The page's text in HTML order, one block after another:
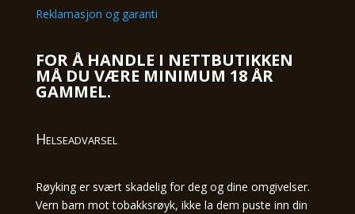
Reklamasjon og garanti
FOR Å HANDLE I NETTBUTIKKEN
MÅ DU VÆRE MINIMUM 18 ÅR
GAMMEL.
Helseadvarsel
Røyking er svært skadelig for deg og dine omgivelser.
Vern barn mot tobakksrøyk, ikke la dem puste inn din